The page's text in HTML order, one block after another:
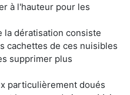
à l'hauteur pour les
la dératisation consiste
cachettes de ces nuisibles
supprimer plus
particulièrement doués